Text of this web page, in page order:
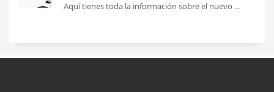
Aquí tienes toda la información sobre el nuevo ...